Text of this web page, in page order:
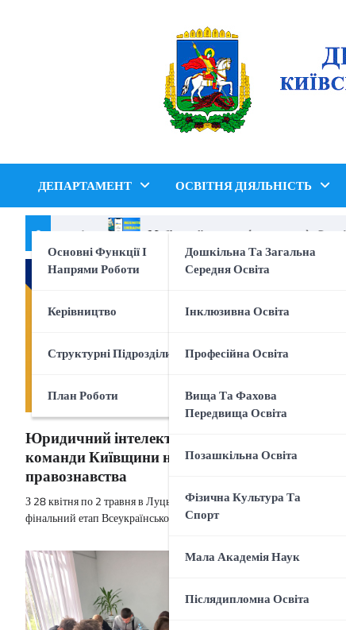
ДЕПАРТАМЕНТ
Основні Функції І
Напрями Роботи
Керівництво
Структурні Підрозділи
План Роботи
ОСВІТНЯ ДІЯЛЬНІСТЬ
Дошкільна Та Загальна
Середня Освіта
Інклюзивна Освіта
Професійна Освіта
Вища Та Фахова
Передвища Освіта
Позашкільна Освіта
Фізична Культура Та
Спорт
Мала Академія Наук
Післядипломна Освіта
безпеки ! Мобільний додаток (застосунок) «Reunite
Юридичний інтелект у дії: успіх
команди Київщини на олімпіаді з
правознавства
З 28 квітня по 2 травня в Луцьку відбувся
фінальний етап Всеукраїнської…
LEADER
ідеї до
ідей і
29 квітня